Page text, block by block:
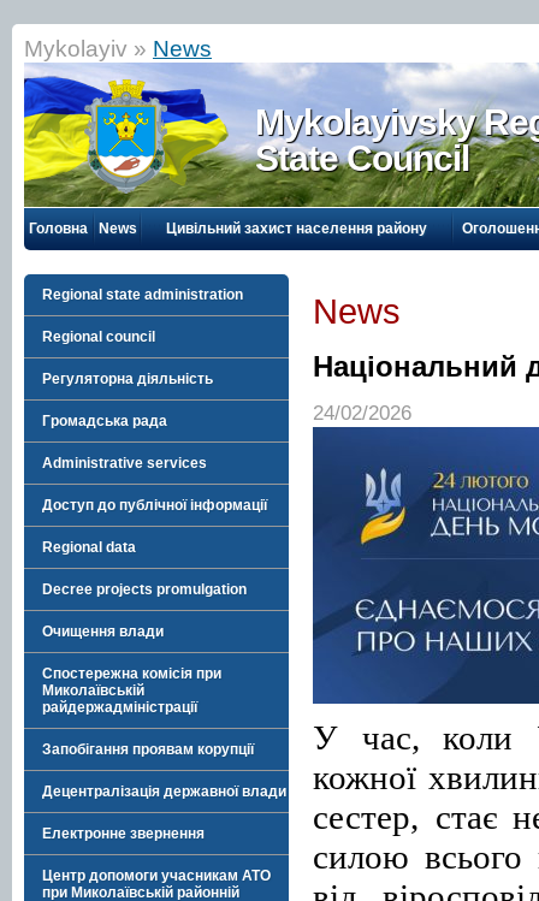
Mykolayiv » News
Mykolayivsky
State Council
Головна News Цивільний захист населення району
Regional state administration
Regional council
Регуляторна діяльність
Громадська рада
Administrative services
Доступ до публічної інформації
Regional data
Decree projects promulgation
Очищення влади
Спостережна комісія при
Миколаївській
райдержадміністрації
Запобігання проявам корупції
Децентралізація державної влади
Електронне звернення
Центр допомоги учасникам АТО
при Миколаївській районній
News
Національний
24/02/2026
У час, коли
кожної
сестер, стає
силою всього